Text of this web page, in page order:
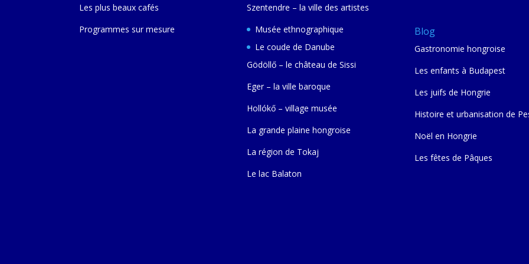
Les plus beaux cafés
Programmes sur mesure
Szentendre – la ville des artistes
Musée ethnographique
Le coude de Danube
Gödöllő – le château de Sissi
Eger – la ville baroque
Hollókő – village musée
La grande plaine hongroise
La région de Tokaj
Le lac Balaton
Blog
Gastronomie hongroise
Les enfants à Budapest
Les juifs de Hongrie
Histoire et urbanisation de
Noël en Hongrie
Les fêtes de Pâques